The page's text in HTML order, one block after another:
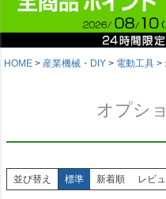
HOME 産業機械・DIY 電動工具
オプシ
並び替え 標準 新着順 レビ